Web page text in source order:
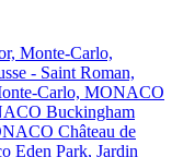
Monte-Carlo,
- Saint Roman,
Carlo, MONACO
Buckingham
Château de
Eden Park, Jardin